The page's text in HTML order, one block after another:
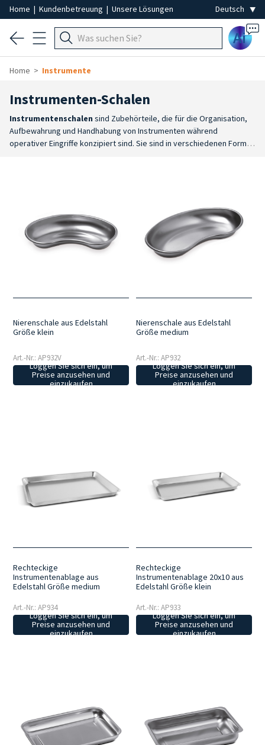
Home | Kundenbetreuung | Unsere Lösungen
Ai
Home Instrumente
Instrumenten-Schalen
Instrumentenschalen sind Zubehörteile, die für die Organisation,
Aufbewahrung und Handhabung von Instrumenten während
operativer Eingriffe konzipiert sind. Sie sind in verschiedenen Formen
Optimale Organisation: Dank
der verschiedenen Größen lässt sich je nach Instrumentenmenge und
verfügbarem Platz am Arbeitsplatz die passende Lösung
auswählen.Edelstahl: Die Schalen und Tabletts sind aus Edelstahl
gefertigt, einem widerstandsfähigen Material, das für Desinfektions-
Nierenschale aus Edelstahl
Größe klein
Art.-Nr.: AP932V
Loggen Sie sich ein, um
Preise anzusehen und
einzukaufen
Nierenschale aus Edelstahl
Größe medium
Art.-Nr.: AP932
Loggen Sie sich ein, um
Preise anzusehen und
einzukaufen
Rechteckige
Instrumentenablage aus
Edelstahl Größe medium
Art.-Nr.: AP934
Loggen Sie sich ein, um
Preise anzusehen und
einzukaufen
Rechteckige
Instrumentenablage 20x10 aus
Edelstahl Größe klein
Art.-Nr.: AP933
Loggen Sie sich ein, um
Preise anzusehen und
einzukaufen